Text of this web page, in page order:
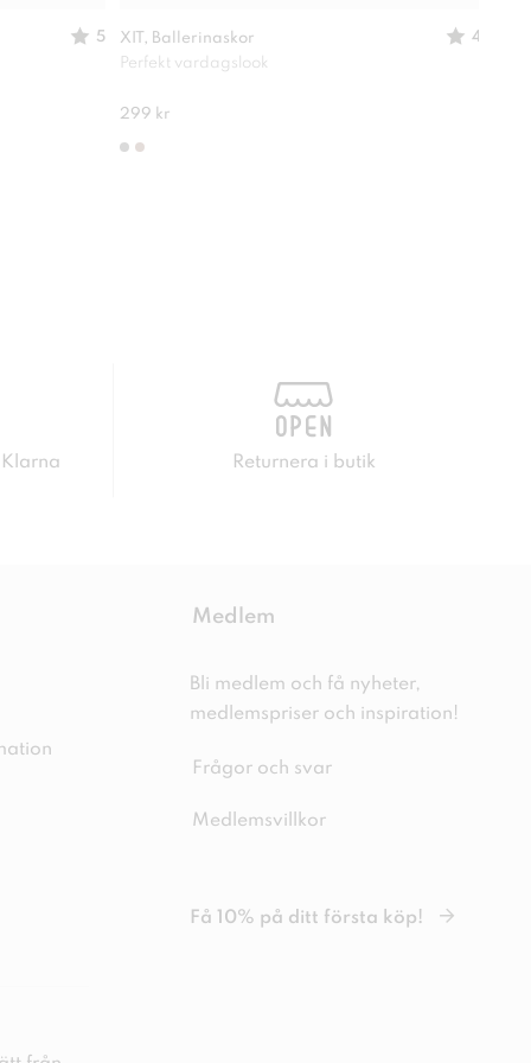
5 XIT, Ballerinaskor
4
Perfekt vardagslook
299 kr
Returnera i butik
Medlem
Bli medlem och få nyheter,
medlemspriser och inspiration!
Frågor och svar
Medlemsvillkor
Få 10% på ditt första köp!